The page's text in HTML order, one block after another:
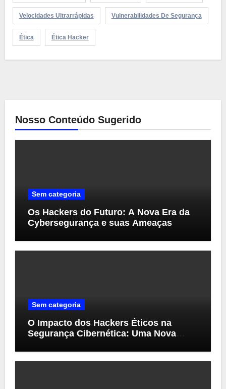
Velocidades Ultrarrápidas Vulnerabilidades De Segurança
Ética Ética Hacker
Nosso Conteúdo Sugerido
Sem categoria
Os Hackers do Futuro: A Nova Era da
Cybersegurança e suas Ameaças
Sem categoria
O Impacto dos Hackers Éticos na
Segurança Cibernética: Uma Nova